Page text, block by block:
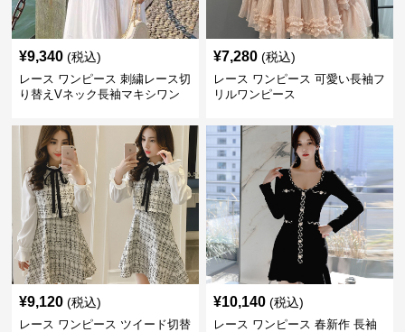
¥9,340 (税込)
レース ワンピース 刺繍レース切
り替えVネック長袖マキシワン
¥7,280 (税込)
レース ワンピース 可愛い長袖フ
リルワンピース
¥9,120 (税込)
レース ワンピース ツイード切替
¥10,140 (税込)
レース ワンピース 春新作 長袖